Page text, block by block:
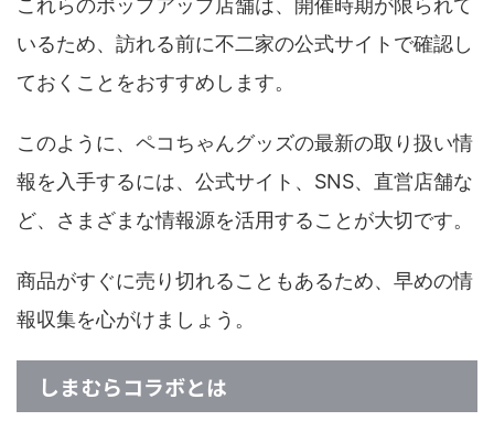
これらのポップアップ店舗は、開催時期が限られて
いるため、訪れる前に不二家の公式サイトで確認し
ておくことをおすすめします。
このように、ペコちゃんグッズの最新の取り扱い情
報を入手するには、公式サイト、SNS、直営店舗な
ど、さまざまな情報源を活用することが大切です。
商品がすぐに売り切れることもあるため、早めの情
報収集を心がけましょう。
しまむらコラボとは